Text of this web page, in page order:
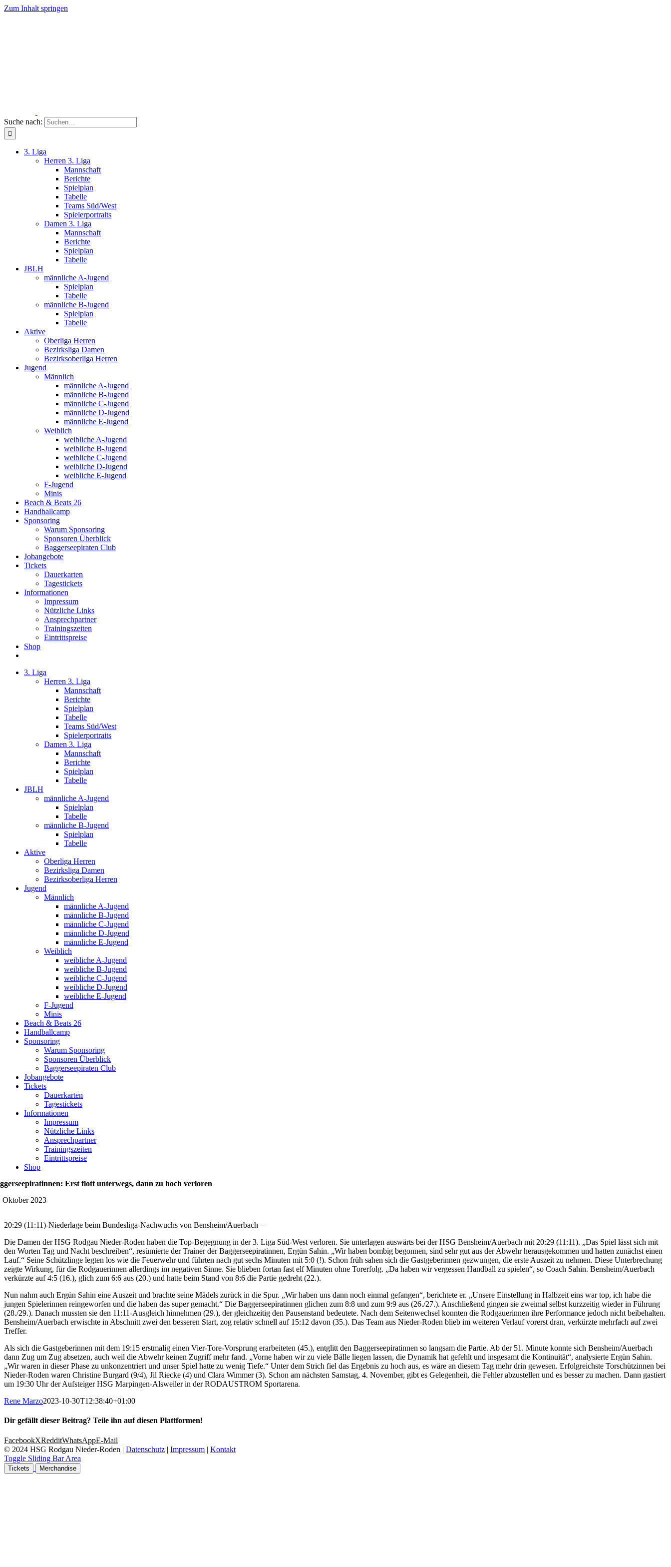
Zum Inhalt springen
Suche nach:
3. Liga
Herren 3. Liga
Mannschaft
Berichte
Spielplan
Tabelle
Teams Süd/West
Spielerportraits
Damen 3. Liga
Mannschaft
Berichte
Spielplan
Tabelle
JBLH
männliche A-Jugend
Spielplan
Tabelle
männliche B-Jugend
Spielplan
Tabelle
Aktive
Oberliga Herren
Bezirksliga Damen
Bezirksoberliga Herren
Jugend
Männlich
männliche A-Jugend
männliche B-Jugend
männliche C-Jugend
männliche D-Jugend
männliche E-Jugend
Weiblich
weibliche A-Jugend
weibliche B-Jugend
weibliche C-Jugend
weibliche D-Jugend
weibliche E-Jugend
F-Jugend
Minis
Beach & Beats 26
Handballcamp
Sponsoring
Warum Sponsoring
Sponsoren Überblick
Baggerseepiraten Club
Jobangebote
Tickets
Dauerkarten
Tagestickets
Informationen
Impressum
Nützliche Links
Ansprechpartner
Trainingszeiten
Eintrittspreise
Shop
3. Liga
Herren 3. Liga
Mannschaft
Berichte
Spielplan
Tabelle
Teams Süd/West
Spielerportraits
Damen 3. Liga
Mannschaft
Berichte
Spielplan
Tabelle
JBLH
männliche A-Jugend
Spielplan
Tabelle
männliche B-Jugend
Spielplan
Tabelle
Aktive
Oberliga Herren
Bezirksliga Damen
Bezirksoberliga Herren
Jugend
Männlich
männliche A-Jugend
männliche B-Jugend
männliche C-Jugend
männliche D-Jugend
männliche E-Jugend
Weiblich
weibliche A-Jugend
weibliche B-Jugend
weibliche C-Jugend
weibliche D-Jugend
weibliche E-Jugend
F-Jugend
Minis
Beach & Beats 26
Handballcamp
Sponsoring
Warum Sponsoring
Sponsoren Überblick
Baggerseepiraten Club
Jobangebote
Tickets
Dauerkarten
Tagestickets
Informationen
Impressum
Nützliche Links
Ansprechpartner
Trainingszeiten
Eintrittspreise
Shop
Erst flott unterwegs, dann zu hoch verloren
Oktober 2023
20:29 (11:11)-Niederlage beim Bundesliga-Nachwuchs von Bensheim/Auerbach –
Die Damen der HSG Rodgau Nieder-Roden haben die Top-Begegnung in der 3. Liga Süd-West verloren. Sie unterlagen auswärts bei der HSG Bensheim/Auerbach mit 20:29 (11:11). „Das Spiel lässt sich mit
den Worten Tag und Nacht beschreiben“, resümierte der Trainer der Baggerseepiratinnen, Ergün Sahin. „Wir haben bombig begonnen, sind sehr gut aus der Abwehr herausgekommen und hatten zunächst einen
Lauf.“ Seine Schützlinge legten los wie die Feuerwehr und führten nach gut sechs Minuten mit 5:0 (!). Schon früh sahen sich die Gastgeberinnen gezwungen, die erste Auszeit zu nehmen. Diese Unterbrechung
zeigte Wirkung, für die Rodgauerinnen allerdings im negativen Sinne. Sie blieben fortan fast elf Minuten ohne Torerfolg. „Da haben wir vergessen Handball zu spielen“, so Coach Sahin. Bensheim/Auerbach
verkürzte auf 4:5 (16.), glich zum 6:6 aus (20.) und hatte beim Stand von 8:6 die Partie gedreht (22.).
Nun nahm auch Ergün Sahin eine Auszeit und brachte seine Mädels zurück in die Spur. „Wir haben uns dann noch einmal gefangen“, berichtete er. „Unsere Einstellung in Halbzeit eins war top, ich habe die
jungen Spielerinnen reingeworfen und die haben das super gemacht.“ Die Baggerseepiratinnen glichen zum 8:8 und zum 9:9 aus (26./27.). Anschließend gingen sie zweimal selbst kurzzeitig wieder in Führung
(28./29.). Danach mussten sie den 11:11-Ausgleich hinnehmen (29.), der gleichzeitig den Pausenstand bedeutete. Nach dem Seitenwechsel konnten die Rodgauerinnen ihre Performance jedoch nicht beibehalten.
Bensheim/Auerbach erwischte in Abschnitt zwei den besseren Start, zog relativ schnell auf 15:12 davon (35.). Das Team aus Nieder-Roden blieb im weiteren Verlauf vorerst dran, verkürzte mehrfach auf zwei
Treffer.
Als sich die Gastgeberinnen mit dem 19:15 erstmalig einen Vier-Tore-Vorsprung erarbeiteten (45.), entglitt den Baggerseepiratinnen so langsam die Partie. Ab der 51. Minute konnte sich Bensheim/Auerbach
dann Zug um Zug absetzen, auch weil die Abwehr keinen Zugriff mehr fand. „Vorne haben wir zu viele Bälle liegen lassen, die Dynamik hat gefehlt und insgesamt die Kontinuität“, analysierte Ergün Sahin.
„Wir waren in dieser Phase zu unkonzentriert und unser Spiel hatte zu wenig Tiefe.“ Unter dem Strich fiel das Ergebnis zu hoch aus, es wäre an diesem Tag mehr drin gewesen. Erfolgreichste Torschützinnen bei
Nieder-Roden waren Christine Burgard (9/4), Jil Riecke (4) und Clara Wimmer (3). Schon am nächsten Samstag, 4. November, gibt es Gelegenheit, die Fehler abzustellen und es besser zu machen. Dann gastiert
um 19:30 Uhr der Aufsteiger HSG Marpingen-Alsweiler in der RODAUSTROM Sportarena.
Rene Marzo2023-10-30T12:38:40+01:00
Dir gefällt dieser Beitrag? Teile ihn auf diesen Plattformen!
FacebookXRedditWhatsAppE-Mail
© 2024 HSG Rodgau Nieder-Roden | Datenschutz | Impressum | Kontakt
Toggle Sliding Bar Area
Tickets Merchandise